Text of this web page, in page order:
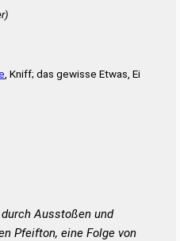
, Kniff; das gewisse Etwas, Ei
Ausstoßen und
Pfeifton, eine Folge von